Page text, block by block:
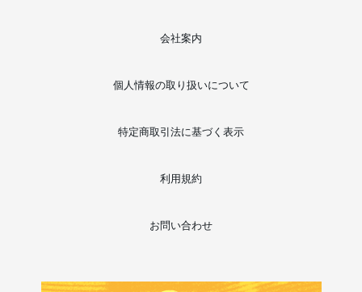
会社案内
個人情報の取り扱いについて
特定商取引法に基づく表示
利用規約
お問い合わせ